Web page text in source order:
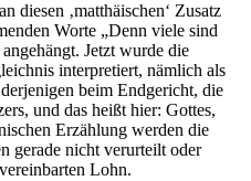
diesen ‚matthäischen‘ Zusatz
Worte „Denn viele sind
Jetzt wurde die
interpretiert, nämlich als
beim Endgericht, die
und das heißt hier: Gottes,
Erzählung werden die
gerade nicht verurteilt oder
Lohn.